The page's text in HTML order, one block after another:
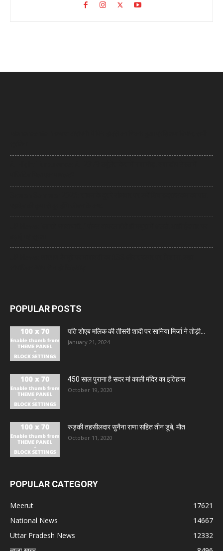
POPULAR POSTS
पति शोएब मलिक की तीसरी शादी पर सानिया मिर्जा ने तोड़ी...
January 21, 2024
450 साल पुराना है सदर मां काली मंदिर का इतिहास
October 19, 2020
रुड़की तहसीलदार सुनैना राणा सहित तीन डूबे, मौत
October 11, 2020
POPULAR CATEGORY
Meerut
17621
National News
14667
Uttar Pradesh News
12332